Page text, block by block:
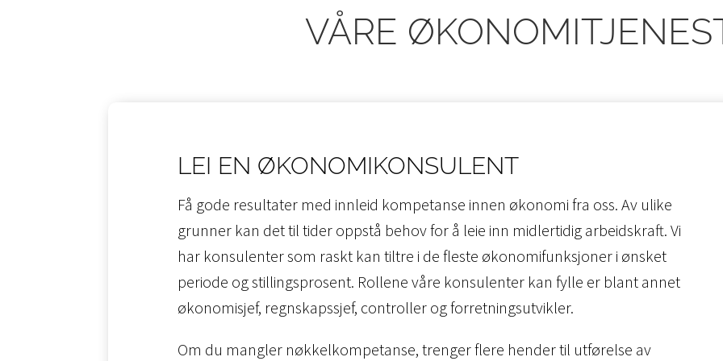
VÅRE
LEI EN ØKONOMIKONSULENT
Få gode resultater med innleid kompetanse innen økonomi fra oss. Av ulike
grunner kan det til tider oppstå behov for å leie inn midlertidig arbeidskraft. Vi
har konsulenter som raskt kan tiltre i de fleste økonomifunksjoner i ønsket
periode og stillingsprosent. Rollene våre konsulenter kan fylle er blant annet
økonomisjef, regnskapssjef, controller og forretningsutvikler.
Om du mangler nøkkelkompetanse, trenger flere hender til utførelse av